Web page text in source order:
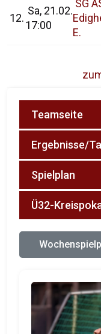
12.
Sa, 21.02.
17:00
SG
E.
Teamseite
Ergebnisse/
Spielplan
Ü32-